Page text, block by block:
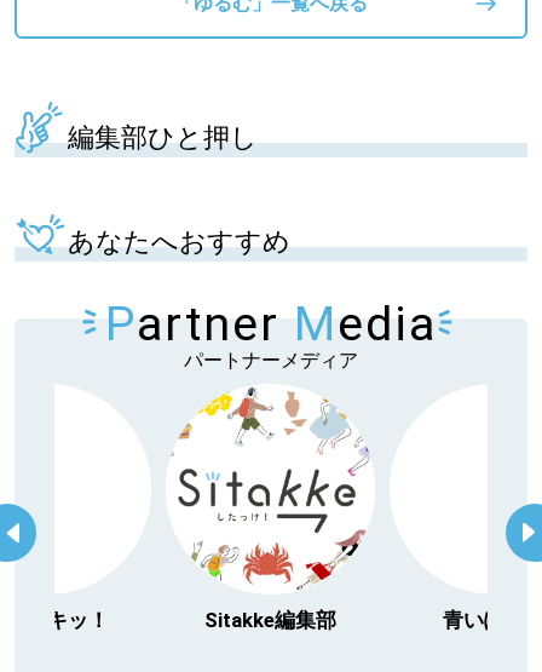
編集部ひと押し
あなたへおすすめ
Partner Media
パートナーメディア
Sitakke編集部 青いぽすと